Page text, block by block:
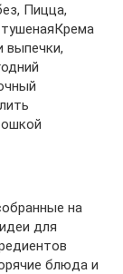
Пицца,
тушенаяКрема
выпечки,
на
для
блюда и